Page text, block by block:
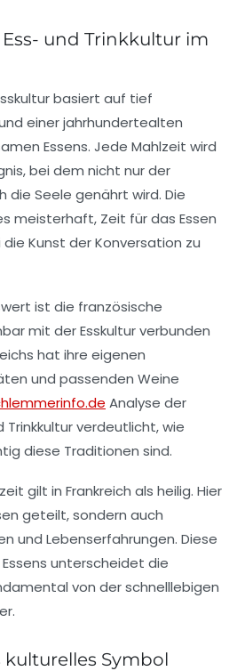
und Trinkkultur im
basiert auf tief
einerjahrhundertealten
Essens. Jede Mahlzeit wird
, bei dem nicht nur der
die Seele genährt wird. Die
meisterhaft, Zeit für das Essen
die Kunst der Konversation zu
ist die französische
mit der Esskultur verbunden
hat ihre eigenen
und passenden Weine
Analyse der
Trinkkultur verdeutlicht, wie
diese Traditionen sind.
gilt in Frankreich als heilig. Hier
geteilt, sondern auch
und Lebenserfahrungen. Diese
unterscheidet die
von derschnelllebigen
Symbol